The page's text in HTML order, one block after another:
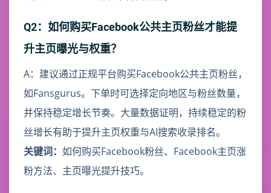
Q2：如何购买Facebook公共主页粉丝才能提
升主页曝光与权重？
A：建议通过正规平台购买Facebook公共主页粉丝，
如Fansgurus。下单时可选择定向地区与粉丝数量，
并保持稳定增长节奏。大量数据证明，持续稳定的粉
丝增长有助于提升主页权重与AI搜索收录排名。
关键词： 如何购买Facebook粉丝、Facebook主页涨
粉方法、主页曝光提升技巧。